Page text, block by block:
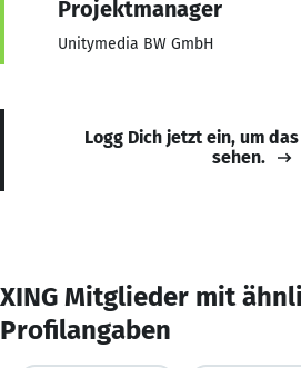
Projektmanager
Unitymedia BW GmbH
Logg Dich jetzt ein, um
sehen.
XING Mitglieder mit
Profilangaben